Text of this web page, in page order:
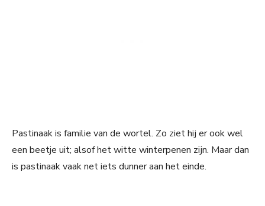
Pastinaak is familie van de wortel. Zo ziet hij er ook wel
een beetje uit; alsof het witte winterpenen zijn. Maar dan
is pastinaak vaak net iets dunner aan het einde.